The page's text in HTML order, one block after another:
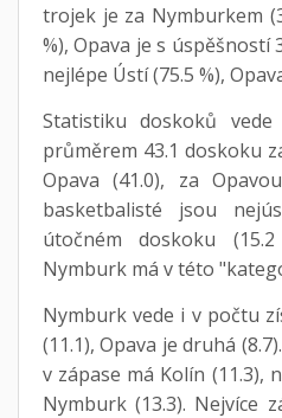
trojek je za Nymburkem
%), Opava je s úspěšností
nejlépe Ústí (75.5 %),
Statistiku doskoků
průměrem 43.1 doskoku
Opava (41.0), za
basketbalisté jsou
útočném doskoku
Nymburk má v této
Nymburk vede i v počtu
(11.1), Opava je druhá
v zápase má Kolín (11.3),
Nymburk (13.3). Nejvíce